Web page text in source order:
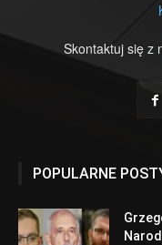
Skontaktuj się z
POPULARNE